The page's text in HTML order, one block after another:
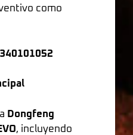
como
Dongfeng
, incluyendo